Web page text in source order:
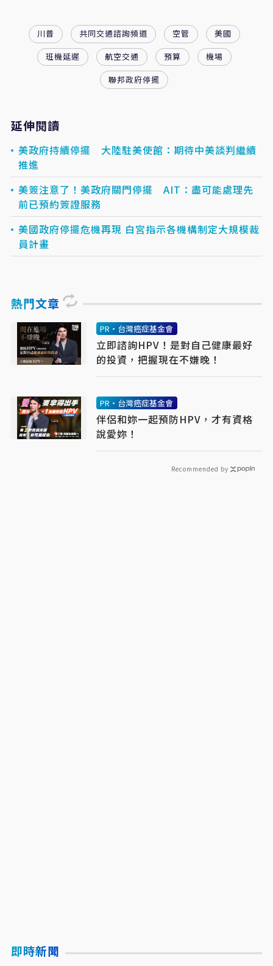
川普 共同交通諮詢頻道 空管
美國
班機延遲
航空交通 預算
機場
聯邦政府停擺
延伸閱讀
美政府持續停擺 大陸駐美使館：期待中美談判繼續
推進
美簽注意了！美政府關門停擺 AIT：盡可能處理先
前已預約簽證服務
美國政府停擺危機再現 白宮指示各機構制定大規模裁
員計畫
熱門文章
PR・台灣癌症基金會
立即諮詢HPV！是對自己健康最好
的投資，把握現在不嫌晚！
PR・台灣癌症基金會
伴侶和妳一起預防HPV，才有資格
說愛妳！
Recommended by
即時新聞